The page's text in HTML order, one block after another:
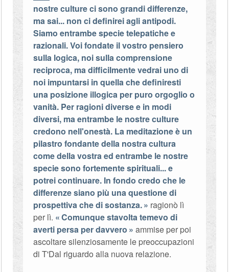
nostre culture ci sono grandi differenze,
ma sai... non ci definirei agli antipodi.
Siamo entrambe specie telepatiche e
razionali. Voi fondate il vostro pensiero
sulla logica, noi sulla comprensione
reciproca, ma difficilmente vedrai uno di
noi impuntarsi in quella che definiresti
una posizione illogica per puro orgoglio o
vanità. Per ragioni diverse e in modi
diversi, ma entrambe le nostre culture
credono nell'onestà. La meditazione è un
pilastro fondante della nostra cultura
come della vostra ed entrambe le nostre
specie sono fortemente spirituali... e
potrei continuare. In fondo credo che le
differenze siano più una questione di
prospettiva che di sostanza.
ragionò lì
per lì.
Comunque stavolta temevo di
averti persa per davvero
ammise per poi
ascoltare silenziosamente le preoccupazioni
di T'Dal riguardo alla nuova relazione.